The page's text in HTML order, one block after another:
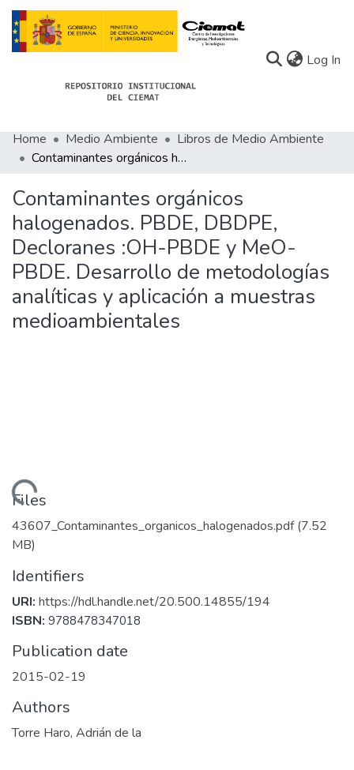
Log In
Communities
Statistics
About Docu-menta
Home Medio Ambiente
Libros de Medio Ambiente
Contaminantes orgánicos halogenados. PBDE, DBDPE, Decloranes :OH-PBDE y MeO-PBDE. Desarrollo de metodologías analíticas y aplicación a muestras medioambientales
Contaminantes orgánicos
halogenados. PBDE, DBDPE,
Decloranes :OH-PBDE y MeO-
PBDE. Desarrollo de metodologías
analíticas y aplicación a muestras
medioambientales
Loading...
Files
43607_Contaminantes_organicos_halogenados.pdf(7.52
MB)
Identifiers
URI: https://hdl.handle.net/20.500.14855/194
ISBN: 9788478347018
Publication date
2015-02-19
Authors
Torre Haro, Adrián de la